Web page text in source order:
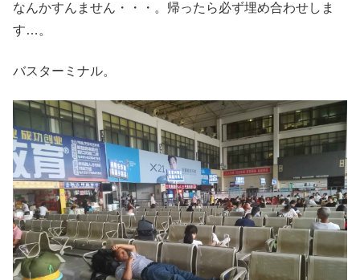
なんかすんません・・・。帰ったら必ず埋め合わせしま
す…。
バスターミナル。